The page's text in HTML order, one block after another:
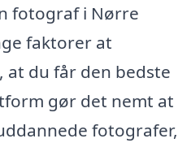
fotograf i Nørre
faktorer at
at du får den bedste
gør det nemt at
fotografer,